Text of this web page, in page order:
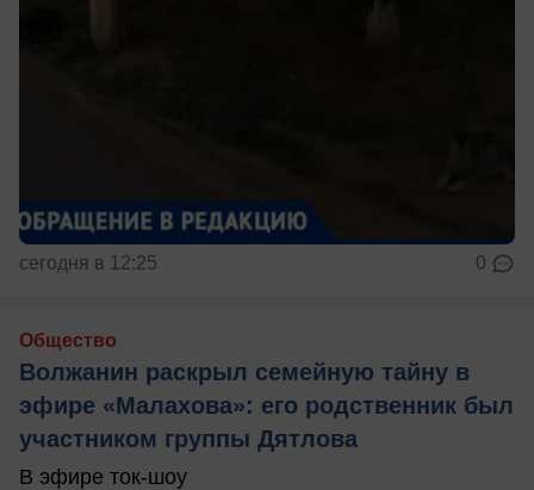
сегодня в 12:25 0
Общество
Волжанин раскрыл семейную тайну в
эфире «Малахова»: его родственник был
участником группы Дятлова
В эфире ток-шоу